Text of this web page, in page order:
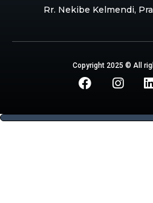
Rr. Nekibe Kelmendi,
Copyright 2025 © All